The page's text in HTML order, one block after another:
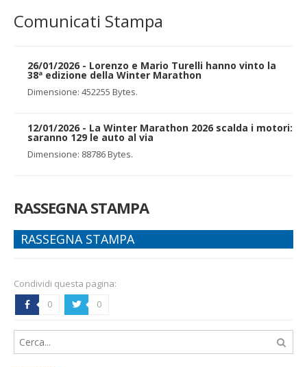
Comunicati Stampa
26/01/2026 - Lorenzo e Mario Turelli hanno vinto la
38ª edizione della Winter Marathon
Dimensione: 452255 Bytes.
12/01/2026 - La Winter Marathon 2026 scalda i motori:
saranno 129 le auto al via
Dimensione: 88786 Bytes.
RASSEGNA STAMPA
RASSEGNA STAMPA
Condividi questa pagina:
b 0 a 0